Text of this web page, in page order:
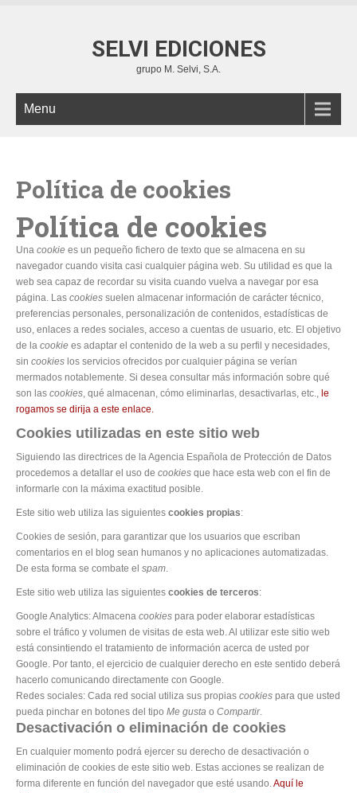
SELVI EDICIONES
grupo M. Selvi, S.A.
Menu
Política de cookies
Política de cookies
Una cookie es un pequeño fichero de texto que se almacena en su
navegador cuando visita casi cualquier página web. Su utilidad es que la
web sea capaz de recordar su visita cuando vuelva a navegar por esa
página. Las cookies suelen almacenar información de carácter técnico,
preferencias personales, personalización de contenidos, estadísticas de
uso, enlaces a redes sociales, acceso a cuentas de usuario, etc. El objetivo
de la cookie es adaptar el contenido de la web a su perfil y necesidades,
sin cookies los servicios ofrecidos por cualquier página se verían
mermados notablemente. Si desea consultar más información sobre qué
son las cookies, qué almacenan, cómo eliminarlas, desactivarlas, etc., le
rogamos se dirija a este enlace.
Cookies utilizadas en este sitio web
Siguiendo las directrices de la Agencia Española de Protección de Datos
procedemos a detallar el uso de cookies que hace esta web con el fin de
informarle con la máxima exactitud posible.
Este sitio web utiliza las siguientes cookies propias:
Cookies de sesión, para garantizar que los usuarios que escriban
comentarios en el blog sean humanos y no aplicaciones automatizadas.
De esta forma se combate el spam.
Este sitio web utiliza las siguientes cookies de terceros:
Google Analytics: Almacena cookies para poder elaborar estadísticas
sobre el tráfico y volumen de visitas de esta web. Al utilizar este sitio web
está consintiendo el tratamiento de información acerca de usted por
Google. Por tanto, el ejercicio de cualquier derecho en este sentido deberá
hacerlo comunicando directamente con Google.
Redes sociales: Cada red social utiliza sus propias cookies para que usted
pueda pinchar en botones del tipo Me gusta o Compartir.
Desactivación o eliminación de cookies
En cualquier momento podrá ejercer su derecho de desactivación o
eliminación de cookies de este sitio web. Estas acciones se realizan de
forma diferente en función del navegador que esté usando.Aquí le